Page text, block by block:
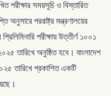
পরীক্ষার সময়সূচি ও বিস্তারিত
অনুসারে পররাষ্ট্র মন্ত্রণালয়ের
পরীক্ষায় উত্তীর্ণ ১০০১
তারিখে অনুষ্ঠিত হবে। বাংলাদেশ
তারিখে প্রকাশিত একটি